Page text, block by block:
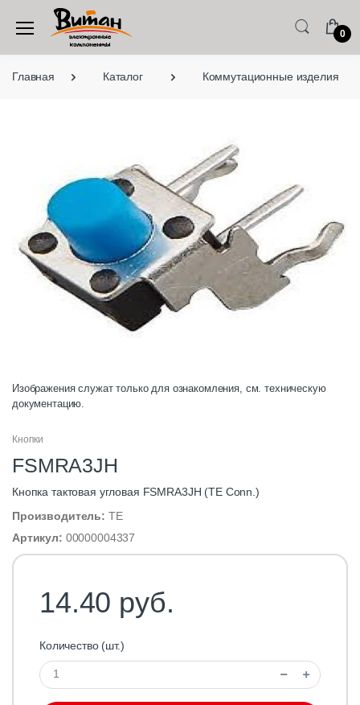
0
Главная Каталог Коммутационные изделия
Изображения служат только для ознакомления, см. техническую
документацию.
Кнопки
FSMRA3JH
Кнопка тактовая угловая FSMRA3JH (TE Conn.)
Производитель: TE
Артикул: 00000004337
14.40 руб.
Количество (шт.)